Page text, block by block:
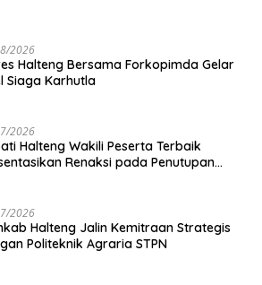
2026
Halteng Bersama Forkopimda Gelar
Siaga Karhutla
2026
Halteng Wakili Peserta Terbaik
Renaksi pada Penutupan
2026
Halteng Jalin Kemitraan Strategis
Politeknik Agraria STPN